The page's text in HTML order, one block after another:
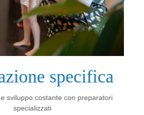
specifica
sviluppo costante con preparatori
specializzati